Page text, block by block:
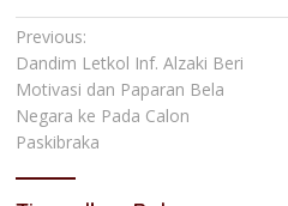
Navigasi
pos
Previous:
Dandim Letkol Inf. Alzaki Beri
Motivasi dan Paparan Bela
Negara ke Pada Calon
Paskibraka